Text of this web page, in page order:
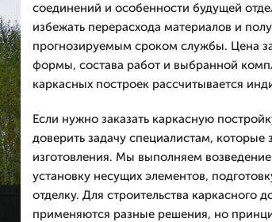
соединений и особенности будущей
избежать перерасхода материалов и
прогнозируемым сроком службы. Цена
формы, состава работ и выбранной
каркасных построек рассчитывается
Если нужно заказать каркасную
доверить задачу специалистам,
изготовления. Мы выполняем
установку несущих элементов,
отделку. Для строительства каркасного
применяются разные решения, но